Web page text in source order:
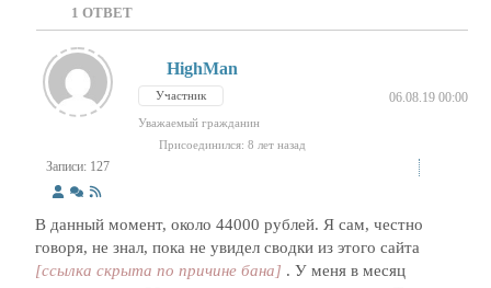
1 ОТВЕТ
Записи: 127
HighMan
Участник 06.08.19 00:00
Уважаемый гражданин
Присоединился: 8 лет назад
В данный момент, около 44000 рублей. Я сам, честно
говоря, не знал, пока не увидел сводки из этого сайта
[ссылка скрыта по причине бана] . У меня в месяц